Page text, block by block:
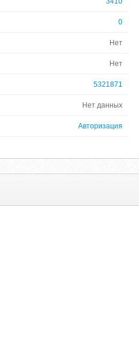
0
Нет
Нет
5321871
Нет данных
Авторизация